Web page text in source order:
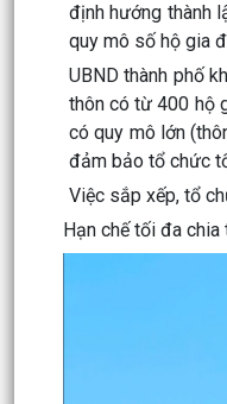
định hướng thành
quy mô số hộ gia
UBND thành phố
thôn có từ 400 hộ
có quy mô lớn
đảm bảo tổ chức
Việc sắp xếp, tổ
Hạn chế tối đa chia